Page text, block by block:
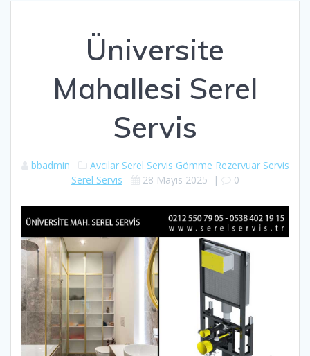
Üniversite
Mahallesi Serel
Servis
bbadmin Avcılar Serel Servis Gömme Rezervuar Servis
Serel Servis
28 Mayıs 2025 | 0